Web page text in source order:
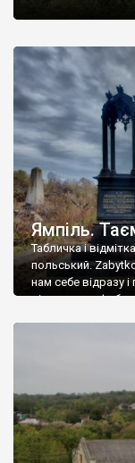
Ямпіль.
Табличка і
польський.
нам себе відразу
віднести до